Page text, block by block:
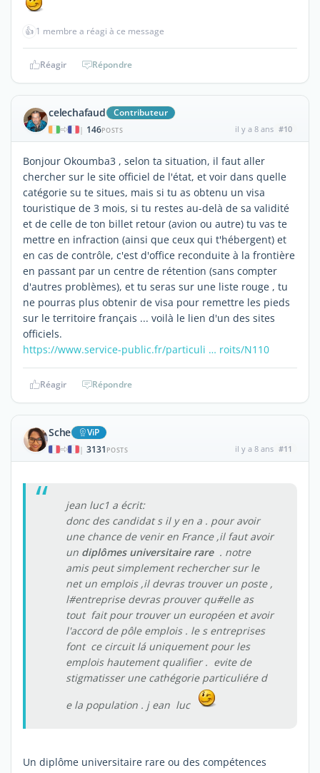
👍 1 membre a réagi à ce message
Réagir Répondre
celechafaud Contributeur
| 146POSTS il y a 8 ans #10
Bonjour Okoumba3 , selon ta situation, il faut aller
chercher sur le site officiel de l'état, et voir dans quelle
catégorie su te situes, mais si tu as obtenu un visa
touristique de 3 mois, si tu restes au-delà de sa validité
et de celle de ton billet retour (avion ou autre) tu vas te
mettre en infraction (ainsi que ceux qui t'hébergent) et
en cas de contrôle, c'est d'office reconduite à la frontière
en passant par un centre de rétention (sans compter
d'autres problèmes), et tu seras sur une liste rouge , tu
ne pourras plus obtenir de visa pour remettre les pieds
sur le territoire français ... voilà le lien d'un des sites
officiels.
https://www.service-public.fr/particuli … roits/N110
Réagir Répondre
Sche ViP
| 3131 POSTS il y a 8 ans #11
jean luc1 a écrit:
donc des candidat s il y en a . pour avoir
une chance de venir en France ,il faut avoir
un diplômes universitaire rare. notre
amis peut simplement rechercher sur le
net un emplois ,il devras trouver un poste ,
l#entreprise devras prouver qu#elle as
tout fait pour trouver un européen et avoir
l'accord de pôle emplois . le s entreprises
font ce circuit lá uniquement pour les
emplois hautement qualifier . evite de
stigmatisser une cathégorie particuliére d
e la population . j ean luc
Un diplôme universitaire rare ou des compétences